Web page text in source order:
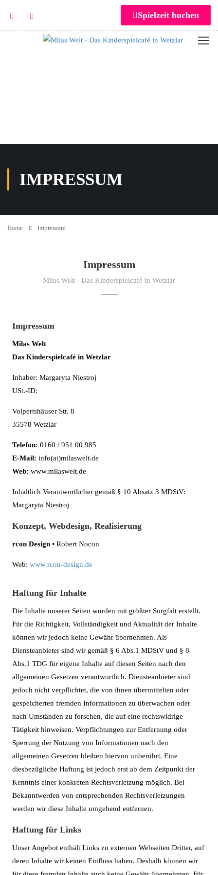
Spielzeit buchen
IMPRESSUM
Home Impressum
Impressum
Milas Welt - Das Kinderspielcafé in Wetzlar
Impressum
Milas Welt
Das Kinderspielcafé in Wetzlar
Inhaber: Margaryta Niestroj
USt.-ID:
Volpertshäuser Str. 8
35578 Wetzlar
Telefon: 0160 / 951 00 985
E-Mail: info(at)milaswelt.de
Web: www.milaswelt.de
Inhaltlich Verantwortlicher gemäß § 10 Absatz 3 MDStV:
Margaryta Niestroj
Konzept, Webdesign, Realisierung
rcon Design • Robert Nocon
Web: www.rcon-design.de
Haftung für Inhalte
Die Inhalte unserer Seiten wurden mit größter Sorgfalt erstellt.
Für die Richtigkeit, Vollständigkeit und Aktualität der Inhalte
können wir jedoch keine Gewähr übernehmen. Als
Diensteanbieter sind wir gemäß § 6 Abs.1 MDStV und § 8
Abs.1 TDG für eigene Inhalte auf diesen Seiten nach den
allgemeinen Gesetzen verantwortlich. Diensteanbieter sind
jedoch nicht verpflichtet, die von ihnen übermittelten oder
gespeicherten fremden Informationen zu überwachen oder
nach Umständen zu forschen, die auf eine rechtswidrige
Tätigkeit hinweisen. Verpflichtungen zur Entfernung oder
Sperrung der Nutzung von Informationen nach den
allgemeinen Gesetzen bleiben hiervon unberührt. Eine
diesbezügliche Haftung ist jedoch erst ab dem Zeitpunkt der
Kenntnis einer konkreten Rechtsverletzung möglich. Bei
Bekanntwerden von entsprechenden Rechtsverletzungen
werden wir diese Inhalte umgehend entfernen.
Haftung für Links
Unser Angebot enthält Links zu externen Webseiten Dritter, auf
deren Inhalte wir keinen Einfluss haben. Deshalb können wir